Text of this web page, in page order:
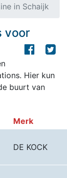
in Schaijk
voor
Hier kun
buurt van
Merk
DE KOCK